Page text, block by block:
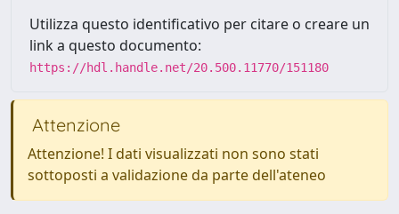
Utilizza questo identificativo per citare o creare un
link a questo documento:
https://hdl.handle.net/20.500.11770/151180
Attenzione
Attenzione! I dati visualizzati non sono stati
sottoposti a validazione da parte dell'ateneo